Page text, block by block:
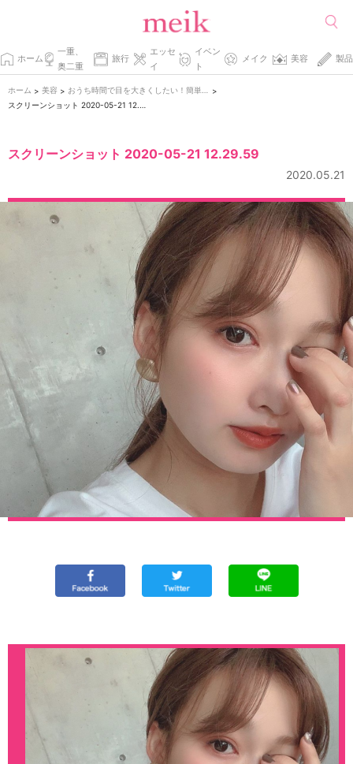
ホーム
一重、
奥二重
旅行
エッセ
イ
イベン
ト
メイク 美容 製品
ホーム > 美容 >
>
スクリーンショット 2020-05-21 12.29.59
スクリーンショット 2020-05-21 12.29.59
2020.05.21